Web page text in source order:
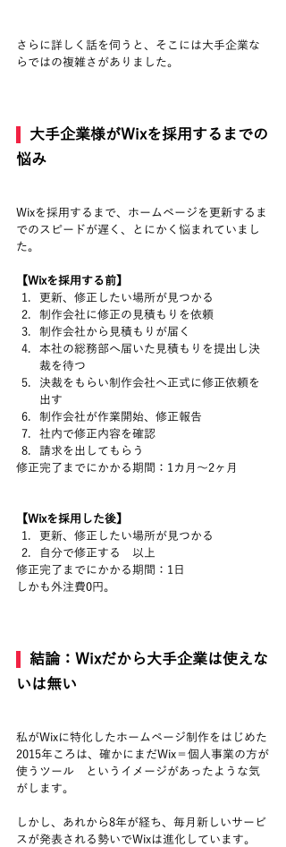
さらに詳しく話を伺うと、そこには大手企業な
らではの複雑さがありました。
  大手企業様がWixを採用するまでの
悩み
Wixを採用するまで、ホームページを更新するま
でのスピードが遅く、とにかく悩まれていまし
た。
【Wixを採用する前】
更新、修正したい場所が見つかる
制作会社に修正の見積もりを依頼
制作会社から見積もりが届く
本社の総務部へ届いた見積もりを提出し決
裁を待つ
決裁をもらい制作会社へ正式に修正依頼を
出す
制作会社が作業開始、修正報告
社内で修正内容を確認
請求を出してもらう
修正完了までにかかる期間：1カ月～2ヶ月
【Wixを採用した後】
更新、修正したい場所が見つかる
自分で修正する　以上
修正完了までにかかる期間：1日
しかも外注費0円。
  結論：Wixだから大手企業は使えな
いは無い
私がWixに特化したホームページ制作をはじめた
2015年ころは、確かにまだWix＝個人事業の方が
使うツール　というイメージがあったような気
がします。
しかし、あれから8年が経ち、毎月新しいサービ
スが発表される勢いでWixは進化しています。